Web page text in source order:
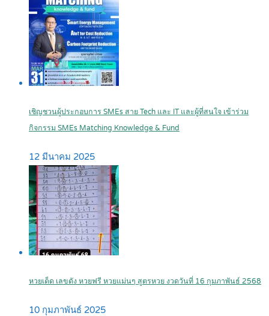
เชิญชวนผู้ประกอบการ SMEs สาย Tech และ IT และผู้ที่สนใจ เข้าร่วม
กิจกรรม SMEs Matching Knowledge & Fund
12 มีนาคม 2025
หวยเด็ด เลขดัง หวยฟรี หวยแม่นๆ สูตรหวย งวดวันที่ 16 กุมภาพันธ์ 2568
10 กุมภาพันธ์ 2025